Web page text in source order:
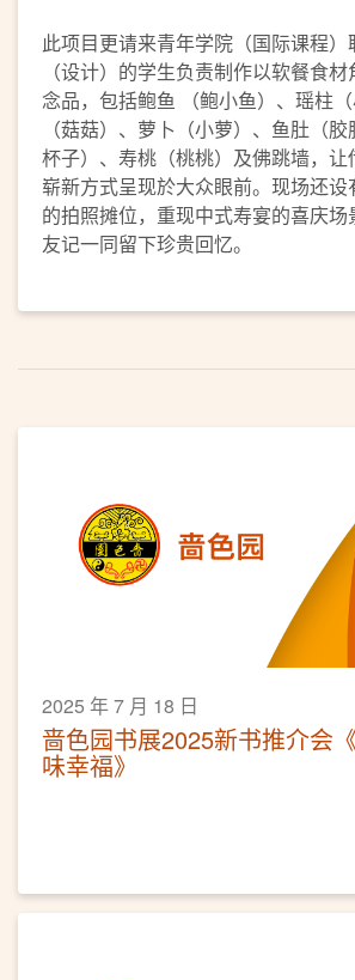
此项目更请来青年学院（国际课程
（设计）的学生负责制作以软餐食
念品，包括鲍鱼 （鲍小鱼）、瑶柱
（菇菇）、萝卜（小萝）、鱼肚（
杯子）、寿桃（桃桃）及佛跳墙，让
崭新方式呈现於大众眼前。现场还
的拍照摊位，重现中式寿宴的喜庆
友记一同留下珍贵回忆。
2025 年 7 月 18 日
啬色园书展2025新书推介会
味幸福》